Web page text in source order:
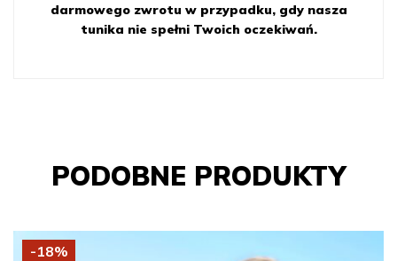
darmowego zwrotu w przypadku, gdy nasza
tunika nie spełni Twoich oczekiwań.
PODOBNE PRODUKTY
-18%